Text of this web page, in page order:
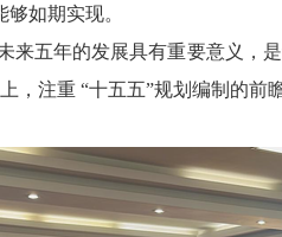
如期实现。
来五年的发展具有重要意义，
，注重 “十五五”规划编制的